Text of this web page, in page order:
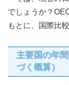
でしょうか？
もとに、国際比
主要国の年
づく概算）